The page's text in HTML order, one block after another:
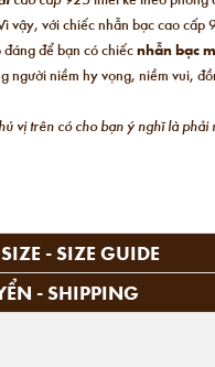
vậy, với chiếc nhẫn bạc cao
để bạn có chiếcnhẫn bạc
người niềm hy vọng, niềm vui,
vị trên có cho bạn ý nghĩ là
- SIZE GUIDE
- SHIPPING